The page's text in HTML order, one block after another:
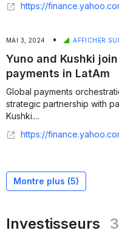
https://finance.yahoo.com/news/pxp-financial-partners-kushki-latam-
MAI 3, 2024 • AFFICHER
Yuno and Kushki
payments in LatAm
Global payments
strategic partnership with
Kushki....
https://finance.yahoo.com/news/yuno-kushki-join-forces-transform-
Montre plus (5)
Investisseurs 3